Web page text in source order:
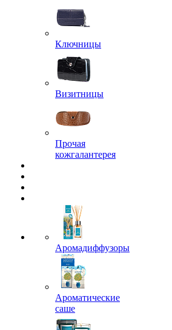
Ключницы
Визитницы
Прочая
кожгалантерея
Аромадиффузоры
Ароматические
саше